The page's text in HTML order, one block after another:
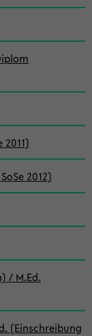
2012)
/ M.Ed.
(Einschreibung